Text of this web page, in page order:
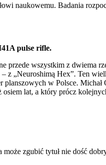
naukowemu. Badania
pulse rifle.
przede wszystkim z dwiema
z „Neuroshimą Hex”. Ten
w Polsce.
lat, a który prócz
zgubić tytuł nie dość